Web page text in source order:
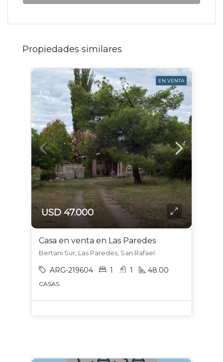
Propiedades similares
EN VENTA
USD 47.000
Casa en venta en Las Paredes
Bertani Sur, Las Paredes, San Rafael
ARG-219604 1 1 48.00
CASAS